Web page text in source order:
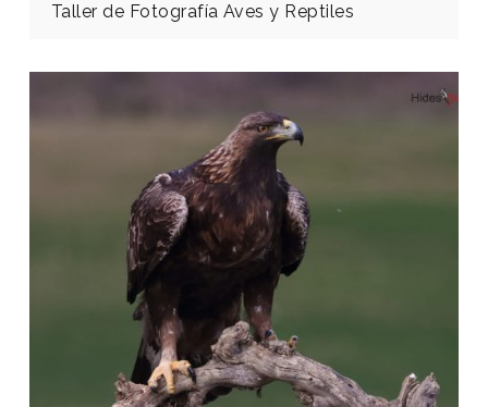
Taller de Fotografía Aves y Reptiles